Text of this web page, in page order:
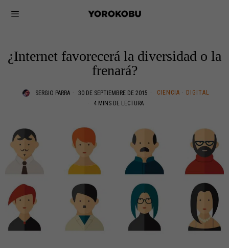
¿Internet favorecerá la diversidad o la
frenará?
SERGIO PARRA 30 DE SEPTIEMBRE DE 2015 CIENCIA · DIGITAL
4 MINS DE LECTURA